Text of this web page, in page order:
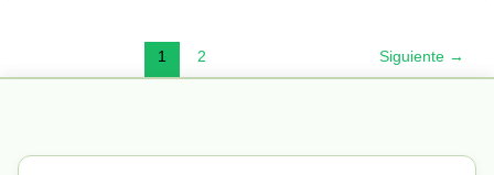
1 2 Siguiente →